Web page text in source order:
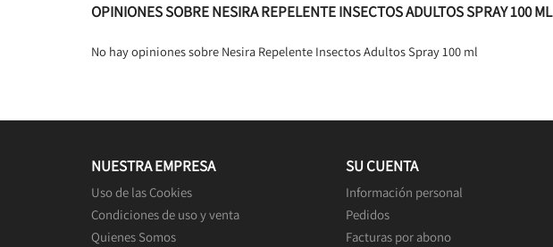
OPINIONES SOBRE NESIRA REPELENTE INSECTOS ADULTOS SPRAY 100 ML
No hay opiniones sobre Nesira Repelente Insectos Adultos Spray 100 ml
NUESTRA EMPRESA
Uso de las Cookies
Condiciones de uso y venta
Quienes Somos
SU CUENTA
Información personal
Pedidos
Facturas por abono